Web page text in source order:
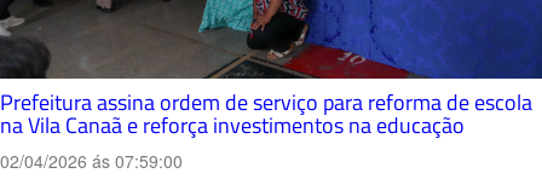
Prefeitura assina ordem de serviço para reforma de escola
na Vila Canaã e reforça investimentos na educação
02/04/2026 ás 07:59:00